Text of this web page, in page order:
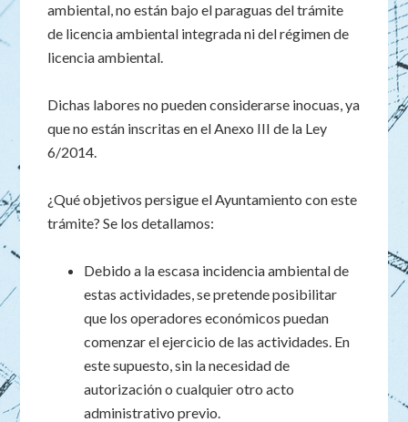
ambiental, no están bajo el paraguas del trámite
de licencia ambiental integrada ni del régimen de
licencia ambiental.
Dichas labores no pueden considerarse inocuas, ya
que no están inscritas en el Anexo III de la Ley
6/2014.
¿Qué objetivos persigue el Ayuntamiento con este
trámite? Se los detallamos:
Debido a la escasa incidencia ambiental de
estas actividades, se pretende posibilitar
que los operadores económicos puedan
comenzar el ejercicio de las actividades. En
este supuesto, sin la necesidad de
autorización o cualquier otro acto
administrativo previo.